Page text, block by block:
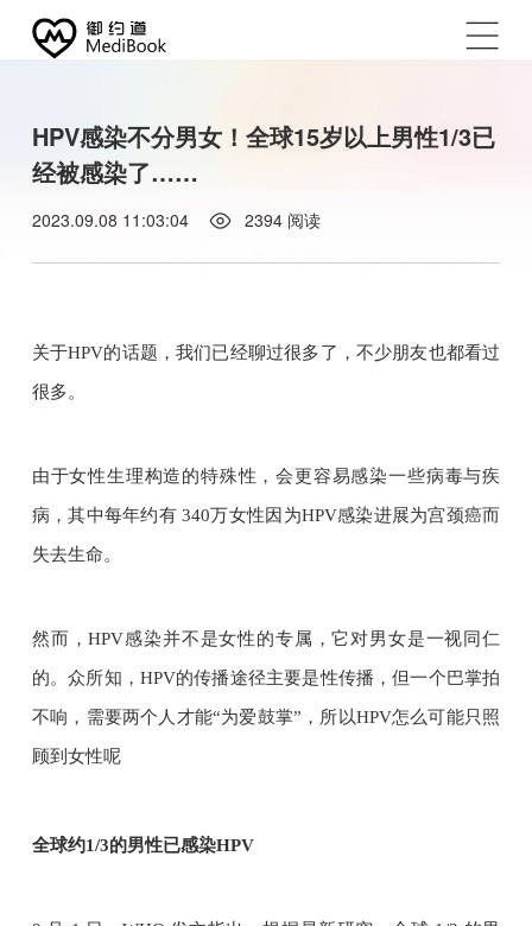
HPV感染不分男女！全球15岁以上男性1/3已
经被感染了……
2023.09.08 11:03:04 2394 阅读
关于HPV的话题，我们已经聊过很多了，不少朋友也都看过
很多。
由于女性生理构造的特殊性，会更容易感染一些病毒与疾
病，其中每年约有 340万女性因为HPV感染进展为宫颈癌而
失去生命。
然而，HPV感染并不是女性的专属，它对男女是一视同仁
的。众所知，HPV的传播途径主要是性传播，但一个巴掌拍
不响，需要两个人才能“为爱鼓掌”，所以HPV怎么可能只照
顾到女性呢
全球约1/3的男性已感染HPV